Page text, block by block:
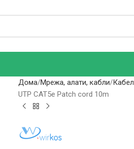
Дома Мрежа, алати, кабли
UTP CAT5e Patch cord 10m